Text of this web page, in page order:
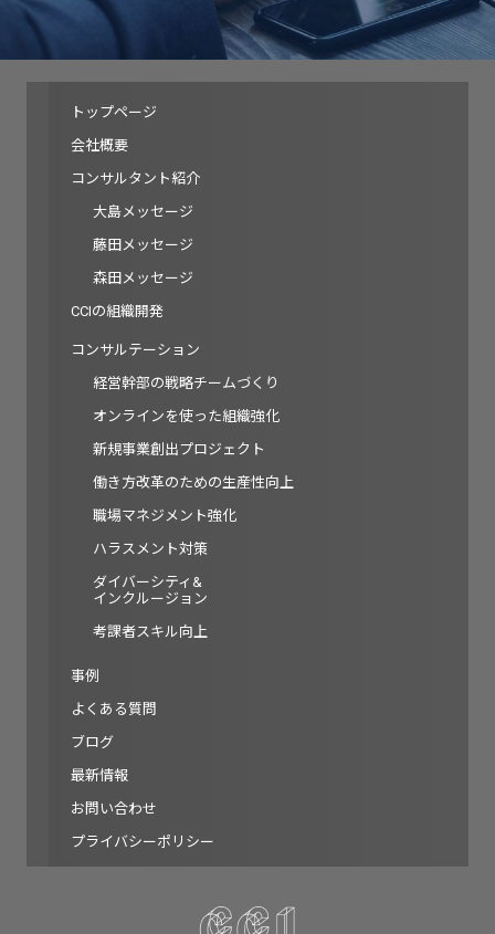
トップページ
会社概要
コンサルタント紹介
大島メッセージ
藤田メッセージ
森田メッセージ
CCIの組織開発
コンサルテーション
経営幹部の戦略チームづくり
オンラインを使った組織強化
新規事業創出プロジェクト
働き方改革のための生産性向上
職場マネジメント強化
ハラスメント対策
ダイバーシティ&
インクルージョン
考課者スキル向上
事例
よくある質問
ブログ
最新情報
お問い合わせ
プライバシーポリシー